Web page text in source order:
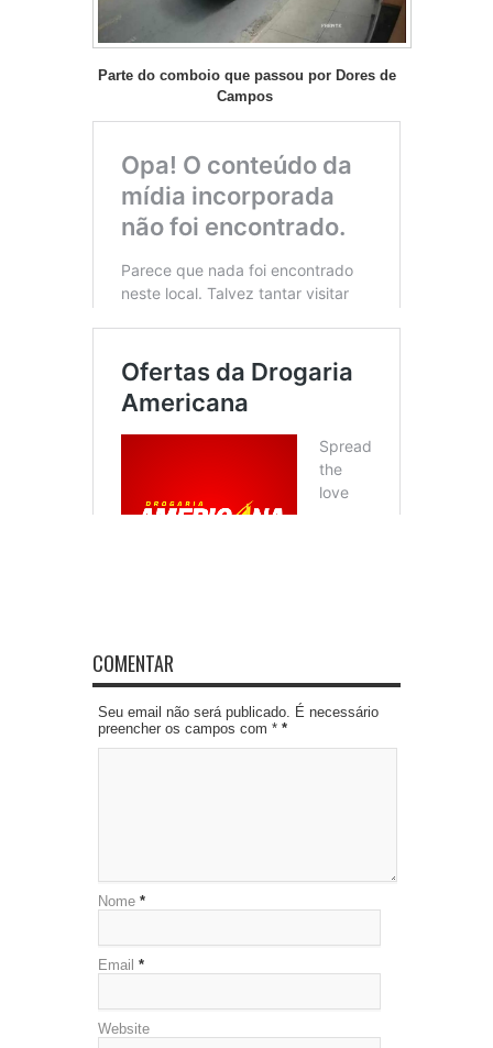
Parte do comboio que passou por Dores de
Campos
COMENTAR
Seu email não será publicado. É necessário
preencher os campos com * *
Nome *
Email *
Website